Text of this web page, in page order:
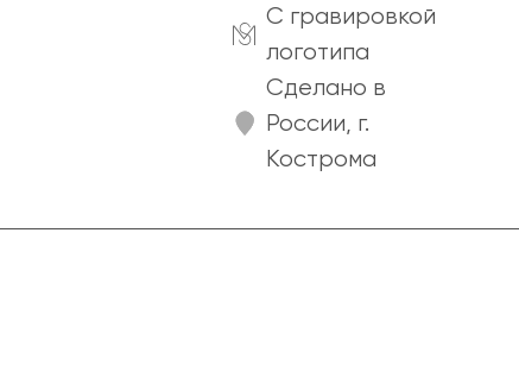
C гравировкой
логотипа
Сделано в
России, г.
Кострома